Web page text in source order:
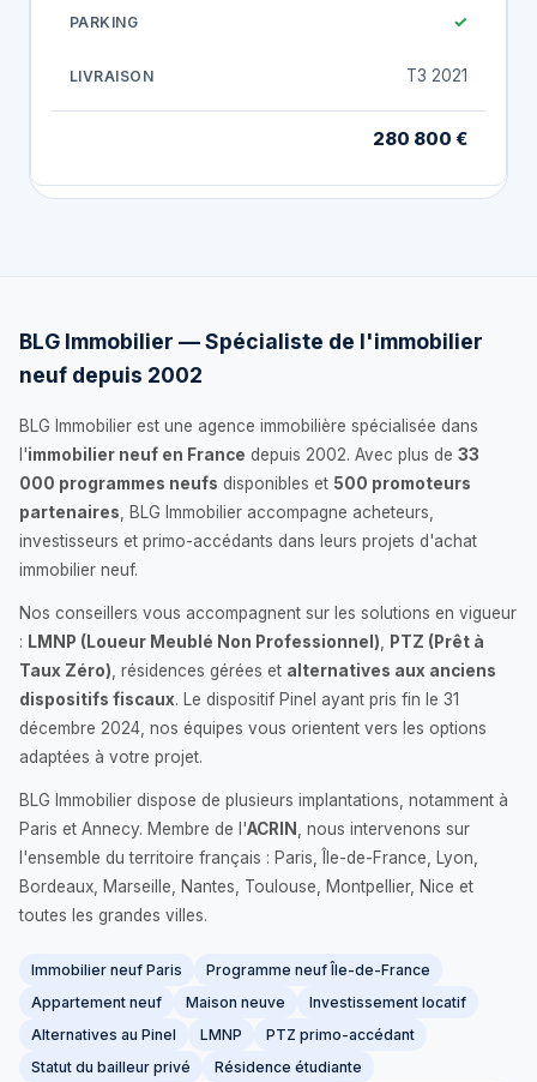
✓
T3 2021
280 800 €
BLG Immobilier — Spécialiste de l'immobilier
neuf depuis 2002
BLG Immobilier est une agence immobilière spécialisée dans
l'immobilier neuf en France depuis 2002. Avec plus de 33
000 programmes neufs disponibles et 500 promoteurs
partenaires , BLG Immobilier accompagne acheteurs,
investisseurs et primo-accédants dans leurs projets d'achat
immobilier neuf.
Nos conseillers vous accompagnent sur les solutions en vigueur
: LMNP (Loueur Meublé Non Professionnel)
PTZ (Prêt à
Taux Zéro) , résidences gérées et alternatives aux anciens
dispositifs fiscaux. Le dispositif Pinel ayant pris fin le 31
décembre 2024, nos équipes vous orientent vers les options
adaptées à votre projet.
BLG Immobilier dispose de plusieurs implantations, notamment à
Paris et Annecy. Membre de l'ACRIN
, nous intervenons sur
l'ensemble du territoire français : Paris, Île-de-France, Lyon,
Bordeaux, Marseille, Nantes, Toulouse, Montpellier, Nice et
toutes les grandes villes.
Immobilier neuf Paris
Programme neuf Île-de-France
Appartement neuf
Maison neuve
Investissement locatif
Alternatives au Pinel
LMNP
PTZ primo-accédant
Statut du bailleur privé
Résidence étudiante